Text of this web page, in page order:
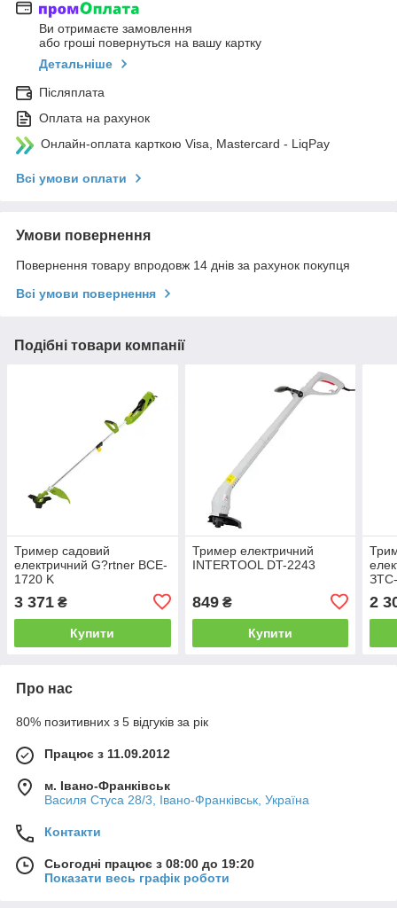
Ви отримаєте замовлення
або гроші повернуться на вашу картку
Детальніше
Післяплата
Оплата на рахунок
Онлайн-оплата карткою Visa, Mastercard - LiqPay
Всі умови оплати
Умови повернення
Повернення товару впродовж 14 днів за рахунок покупця
Всі умови повернення
Подібні товари компанії
Тример садовий
електричний G?rtner BCE-
1720 K
3 371 ₴
Купити
Тример електричний
INTERTOOL DT-2243
849₴
Купити
2
Про нас
80% позитивних з 5 відгуків за рік
Працює з 11.09.2012
м. Івано-Франківськ
Василя Стуса 28/3, Івано-Франківськ, Україна
Контакти
Сьогодні працює з 08:00 до 19:20
Показати весь графік роботи